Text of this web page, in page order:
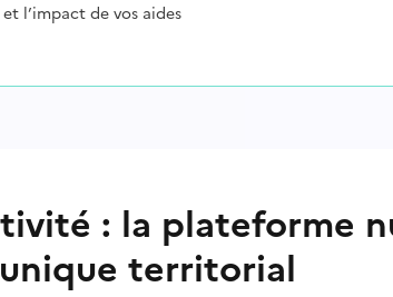
et l’impact de vos aides
: la plateforme
territorial